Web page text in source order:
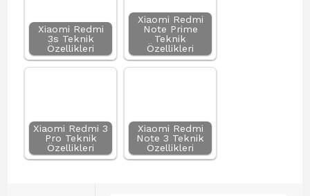
Xiaomi Redmi
3s Teknik
Özellikleri
Xiaomi Redmi
Note Prime
Teknik
Özellikleri
Xiaomi Redmi 3
Pro Teknik
Özellikleri
Xiaomi Redmi
Note 3 Teknik
Özellikleri